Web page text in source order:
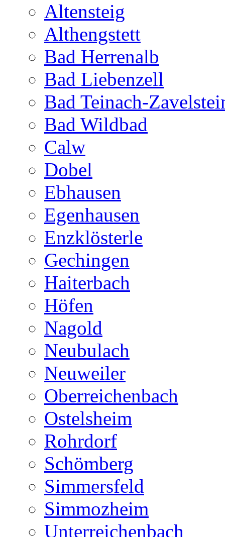
Altensteig
Althengstett
Bad Herrenalb
Bad Liebenzell
Bad Teinach-
Bad Wildbad
Calw
Dobel
Ebhausen
Egenhausen
Enzklösterle
Gechingen
Haiterbach
Höfen
Nagold
Neubulach
Neuweiler
Oberreichenbach
Ostelsheim
Rohrdorf
Schömberg
Simmersfeld
Simmozheim
Unterreichenbach